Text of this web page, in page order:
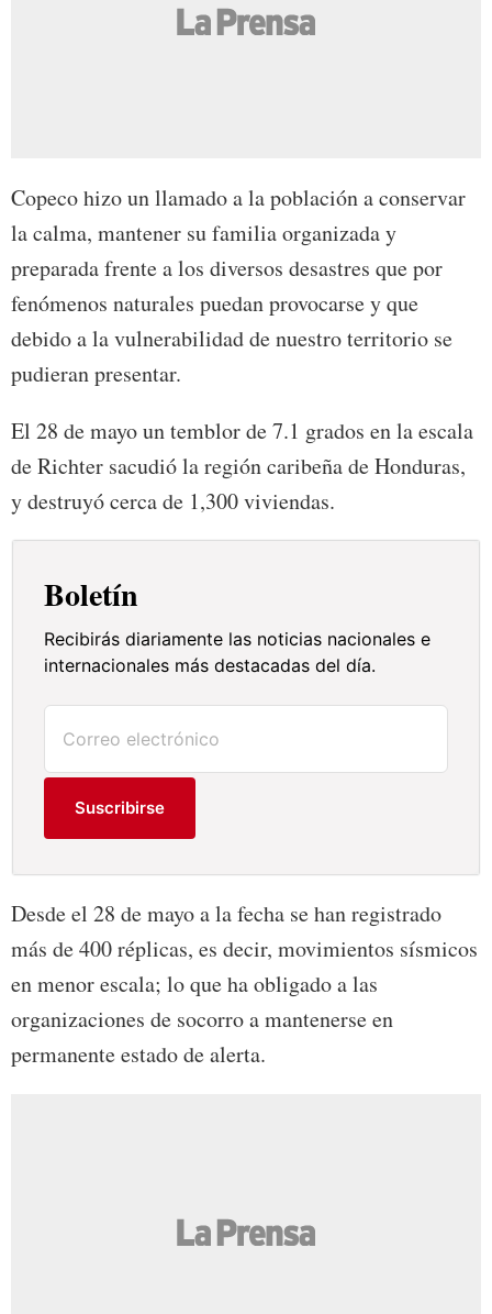
Copeco hizo un llamado a la población a conservar
la calma, mantener su familia organizada y
preparada frente a los diversos desastres que por
fenómenos naturales puedan provocarse y que
debido a la vulnerabilidad de nuestro territorio se
pudieran presentar.
El 28 de mayo un temblor de 7.1 grados en la escala
de Richter sacudió la región caribeña de Honduras,
y destruyó cerca de 1,300 viviendas.
Boletín
Recibirás diariamente las noticias nacionales e
internacionales más destacadas del día.
Suscribirse
Desde el 28 de mayo a la fecha se han registrado
más de 400 réplicas, es decir, movimientos sísmicos
en menor escala; lo que ha obligado a las
organizaciones de socorro a mantenerse en
permanente estado de alerta.